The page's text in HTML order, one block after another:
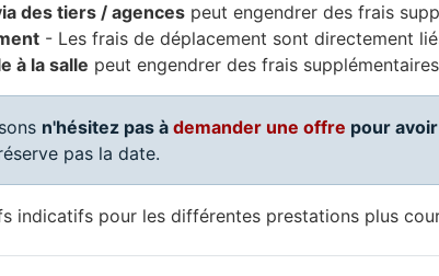
des tiers / agences peut engendrer des frais
- Les frais de déplacement sont directement
à la salle peut engendrer des frais
n'hésitez pas à demander une offre pour
pas la date.
indicatifs pour les différentes prestations plus